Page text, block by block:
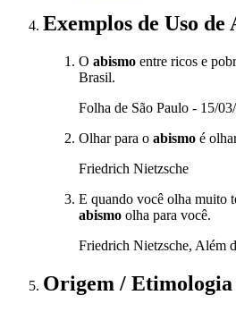
Exemplos de Uso de
O abismo entre ricos e
Brasil.
Folha de São Paulo - 15/
Olhar para o abismo é
Friedrich Nietzsche
E quando você olha muito
abismo olha para você.
Friedrich Nietzsche, Além
Origem / Etimologia